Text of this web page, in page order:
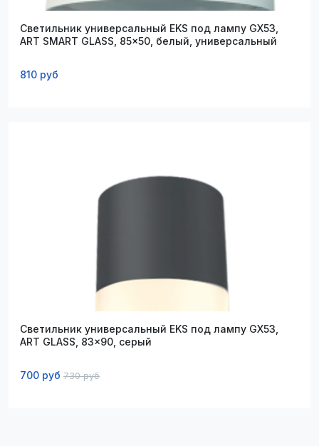
Светильник универсальный EKS под лампу GX53,
ART SMART GLASS, 85x50, белый, универсальный
810 руб
Светильник универсальный EKS под лампу GX53,
ART GLASS, 83x90, серый
700 руб 730 руб